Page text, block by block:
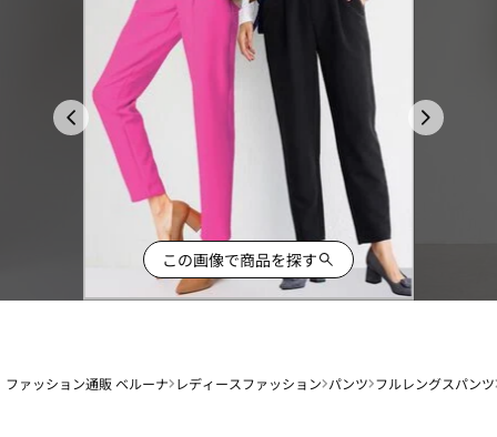
この画像で商品を探す
ファッション通販 ベルーナ レディースファッション パンツ フルレングスパンツ